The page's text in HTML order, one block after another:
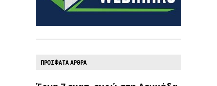
ΠΡΟΣΦΑΤΑ ΑΡΘΡΑ